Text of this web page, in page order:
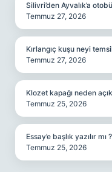
Silivri’den Ayvalık’a
Temmuz 27, 2026
Kırlangıç kuşu neyi
Temmuz 27, 2026
Klozet kapağı neden
Temmuz 25, 2026
Essay’e başlık yazılır mı ?
Temmuz 25, 2026